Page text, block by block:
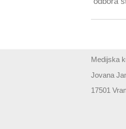
Medijska
Jovana
17501